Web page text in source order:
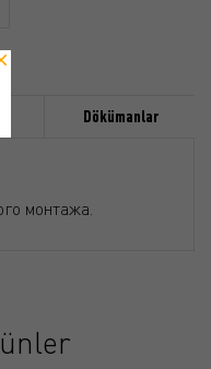
Dökümanlar
монтажа.